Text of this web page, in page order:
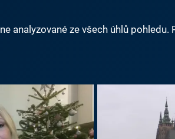
analyzované ze všech úhlů pohledu.